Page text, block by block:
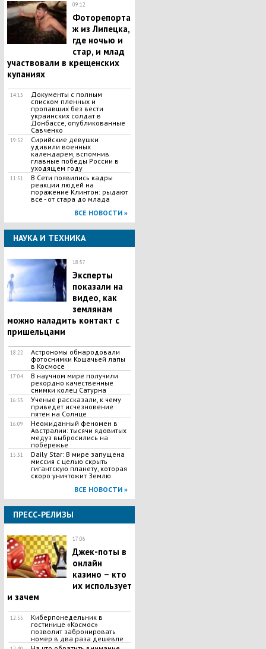
09:12
Фоторепорта
ж из Липецка,
где ночью и
стар, и млад
участвовали в крещенских
купаниях
14:13
Документы с полным
списком пленных и
пропавших без вести
украинских солдат в
Донбассе, опубликованные
Савченко
19:52
Сирийские девушки
удивили военных
календарем, вспомнив
главные победы России в
уходящем году
11:51
В Сети появились кадры
реакции людей на
поражение Клинтон: рыдают
все - от стара до млада
ВСЕ НОВОСТИ »
НАУКА И ТЕХНИКА
18:57
Эксперты
показали на
видео, как
землянам
можно наладить контакт с
пришельцами
18:22
Астрономы обнародовали
фотоснимки Кошачьей лапы
в Космосе
17:04
В научном мире получили
рекордно качественные
снимки колец Сатурна
16:53
Ученые рассказали, к чему
приведет исчезновение
пятен на Солнце
16:09
Неожиданный феномен в
Австралии: тысячи ядовитых
медуз выбросились на
побережье
15:31
Daily Star: В мире запущена
миссия с целью скрыть
гигантскую планету, которая
скоро уничтожит Землю
ВСЕ НОВОСТИ »
ПРЕСС-РЕЛИЗЫ
17:06
Джек-поты в
онлайн
казино – кто
их использует
и зачем
12:55
Киберпонедельник в
гостинице «Космос»
позволит забронировать
номер в два раза дешевле